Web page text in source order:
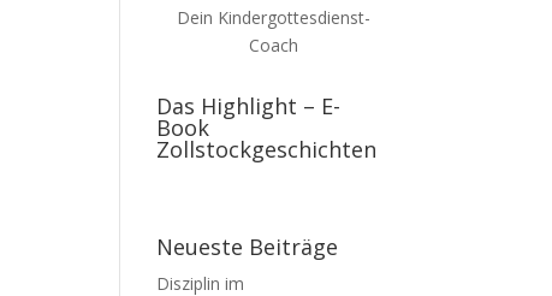
Dein Kindergottesdienst-
Coach
Das Highlight – E-
Book
Zollstockgeschichten
Neueste Beiträge
Disziplin im